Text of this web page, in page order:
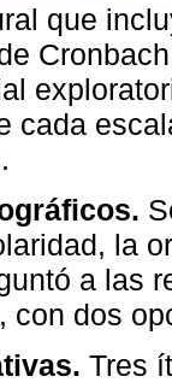
que
cada
la
a las
con dos
Tres